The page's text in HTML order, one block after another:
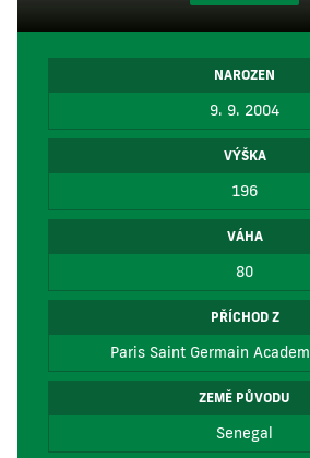
NAROZEN
9. 9. 2004
VÝŠKA
196
VÁHA
80
PŘÍCHOD Z
Paris Saint Germain
ZEMĚ PŮVODU
Senegal